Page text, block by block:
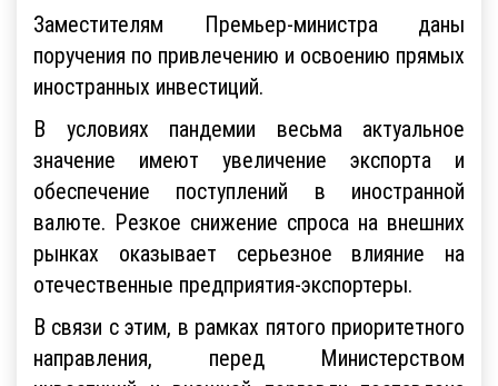
Заместителям Премьер-министра даны
поручения по привлечению и освоению прямых
иностранных инвестиций.
В условиях пандемии весьма актуальное
значение имеют увеличение экспорта и
обеспечение поступлений в иностранной
валюте. Резкое снижение спроса на внешних
рынках оказывает серьезное влияние на
отечественные предприятия-экспортеры.
В связи с этим, в рамках пятого приоритетного
направления, перед Министерством